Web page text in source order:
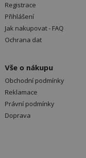
Registrace
Přihlášení
Jak nakupovat - FAQ
Ochrana dat
Vše o nákupu
Obchodní podmínky
Reklamace
Právní podmínky
Doprava